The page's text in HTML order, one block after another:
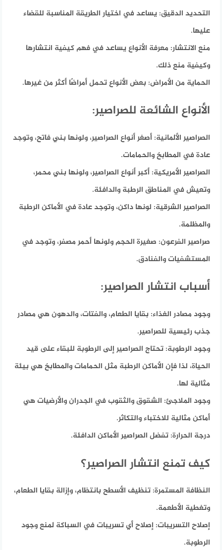
التحديد الدقيق: يساعد في اختيار الطريقة المناسبة للقضاء
عليها.
منع الانتشار: معرفة الأنواع يساعد في فهم كيفية انتشارها
وكيفية منع ذلك.
الحماية من الأمراض: بعض الأنواع تحمل أمراضًا أكثر من غيرها.
الأنواع الشائعة للصراصير:
الصراصير الألمانية: أصغر أنواع الصراصير، ولونها بني فاتح، وتوجد
عادة في المطابخ والحمامات.
الصراصير الأمريكية: أكبر أنواع الصراصير، ولونها بني محمر،
وتعيش في المناطق الرطبة والدافئة.
الصراصير الشرقية: لونها داكن، وتوجد عادة في الأماكن الرطبة
والمظلمة.
صراصير الفرعون: صغيرة الحجم ولونها أحمر مصفر، وتوجد في
المستشفيات والفنادق.
أسباب انتشار الصراصير:
وجود مصادر الغذاء: بقايا الطعام، والفتات، والدهون هي مصادر
جذب رئيسية للصراصير.
وجود الرطوبة: تحتاج الصراصير إلى الرطوبة للبقاء على قيد
الحياة، لذا فإن الأماكن الرطبة مثل الحمامات والمطابخ هي بيئة
مثالية لها.
وجود الملاجئ: الشقوق والثقوب في الجدران والأرضيات هي
أماكن مثالية للاختباء والتكاثر.
درجة الحرارة: تفضل الصراصير الأماكن الدافئة.
كيف تمنع انتشار الصراصير؟
النظافة المستمرة: تنظيف الأسطح بانتظام، وإزالة بقايا الطعام،
وتغطية الأطعمة.
إصلاح التسريبات: إصلاح أي تسريبات في السباكة لمنع وجود
الرطوبة.